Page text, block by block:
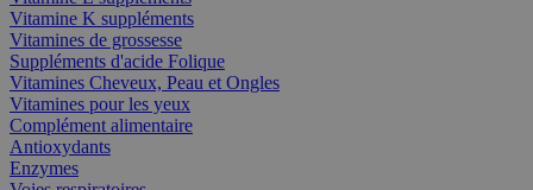
Vitamine K suppléments
Vitamines de grossesse
Suppléments d'acide Folique
Vitamines Cheveux, Peau et Ongles
Vitamines pour les yeux
Complément alimentaire
Antioxydants
Enzymes